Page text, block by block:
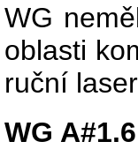
WG
oblasti
ruční
WG